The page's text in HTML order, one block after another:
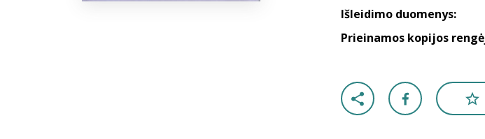
Išleidimo duomenys:
Prieinamos kopijos